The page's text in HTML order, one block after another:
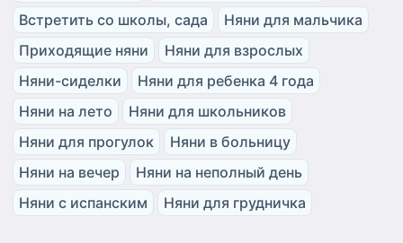
Встретить со школы, сада
Няни для мальчика
Приходящие няни
Няни для взрослых
Няни-сиделки
Няни для ребенка 4 года
Няни на лето
Няни для школьников
Няни для прогулок
Няни в больницу
Няни на вечер
Няни на неполный день
Няни с испанским
Няни для грудничка